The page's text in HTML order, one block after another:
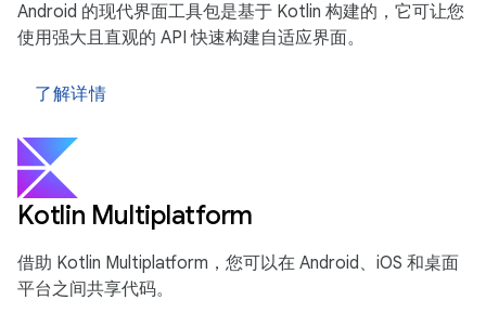
Android 的现代界面工具包是基于 Kotlin 构建的，它可让您
使用强大且直观的 API 快速构建自适应界面。
了解详情
Kotlin Multiplatform
借助 Kotlin Multiplatform，您可以在 Android、iOS 和桌面
平台之间共享代码。